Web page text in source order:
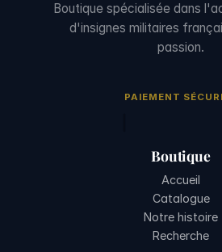
Boutique spécialisée dans
d'insignes militaires
passion.
PAIEMENT
Boutique
Accueil
Catalogue
Notre histoire
Recherche